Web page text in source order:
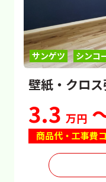
サンゲツ シンコ
壁紙・クロ
3.3万円
商品代・工事費